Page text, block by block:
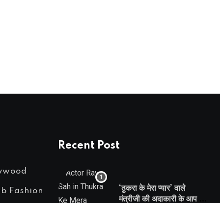
Fashion
Recent Post
‘ठुकरा के मेरा प्यार’ वाले
मंत्रीजी की अदाकारी के आप भी